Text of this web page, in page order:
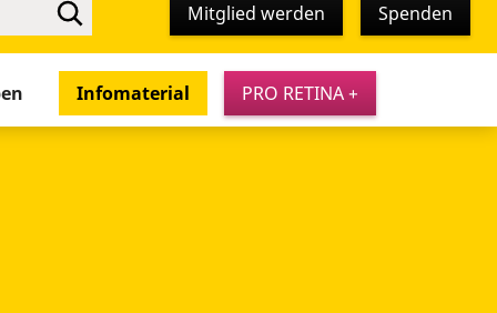
Mitglied werden Spenden
Infomaterial PRO RETINA +